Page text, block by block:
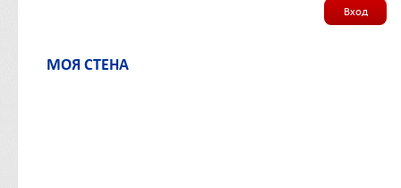
Вход
МОЯ СТЕНА